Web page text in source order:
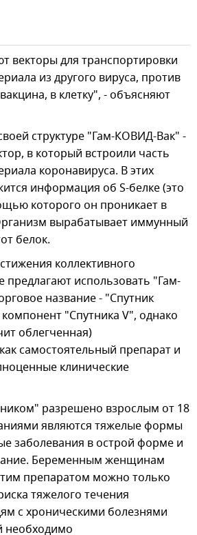
векторы для транспортировки
из другого вируса, против
в клетку", - объясняют
структуре "Гам-КОВИД-Вак" -
в который встроили часть
коронавируса. В этих
информация об S-белке (это
которого он проникает в
вырабатывает иммунный
белок.
коллективного
предлагают использовать "Гам-
название - "Спутник
"Спутника V", однако
облегченная)
самостоятельный препарат и
клинические
разрешено взрослым от 18
являются тяжелые формы
заболевания в острой форме и
Беременным женщинам
препаратом можно только
тяжелого течения
с хроническими болезнями
необходимо